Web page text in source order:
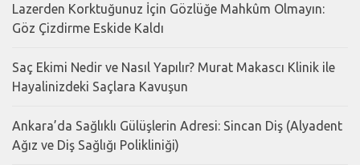
Lazerden Korktuğunuz İçin Gözlüğe Mahkûm Olmayın:
Göz Çizdirme Eskide Kaldı
Saç Ekimi Nedir ve Nasıl Yapılır? Murat Makascı Klinik ile
Hayalinizdeki Saçlara Kavuşun
Ankara’da Sağlıklı Gülüşlerin Adresi: Sincan Diş (Alyadent
Ağız ve Diş Sağlığı Polikliniği)